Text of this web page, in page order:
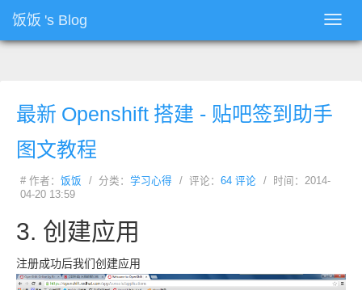
饭饭 's Blog
最新 Openshift 搭建 - 贴吧签到助手
图文教程
# 作者： 饭饭 / 分类： 学习心得 / 评论： 64 评论
/ 时间：2014-
04-20 13:59
3. 创建应用
注册成功后我们创建应用